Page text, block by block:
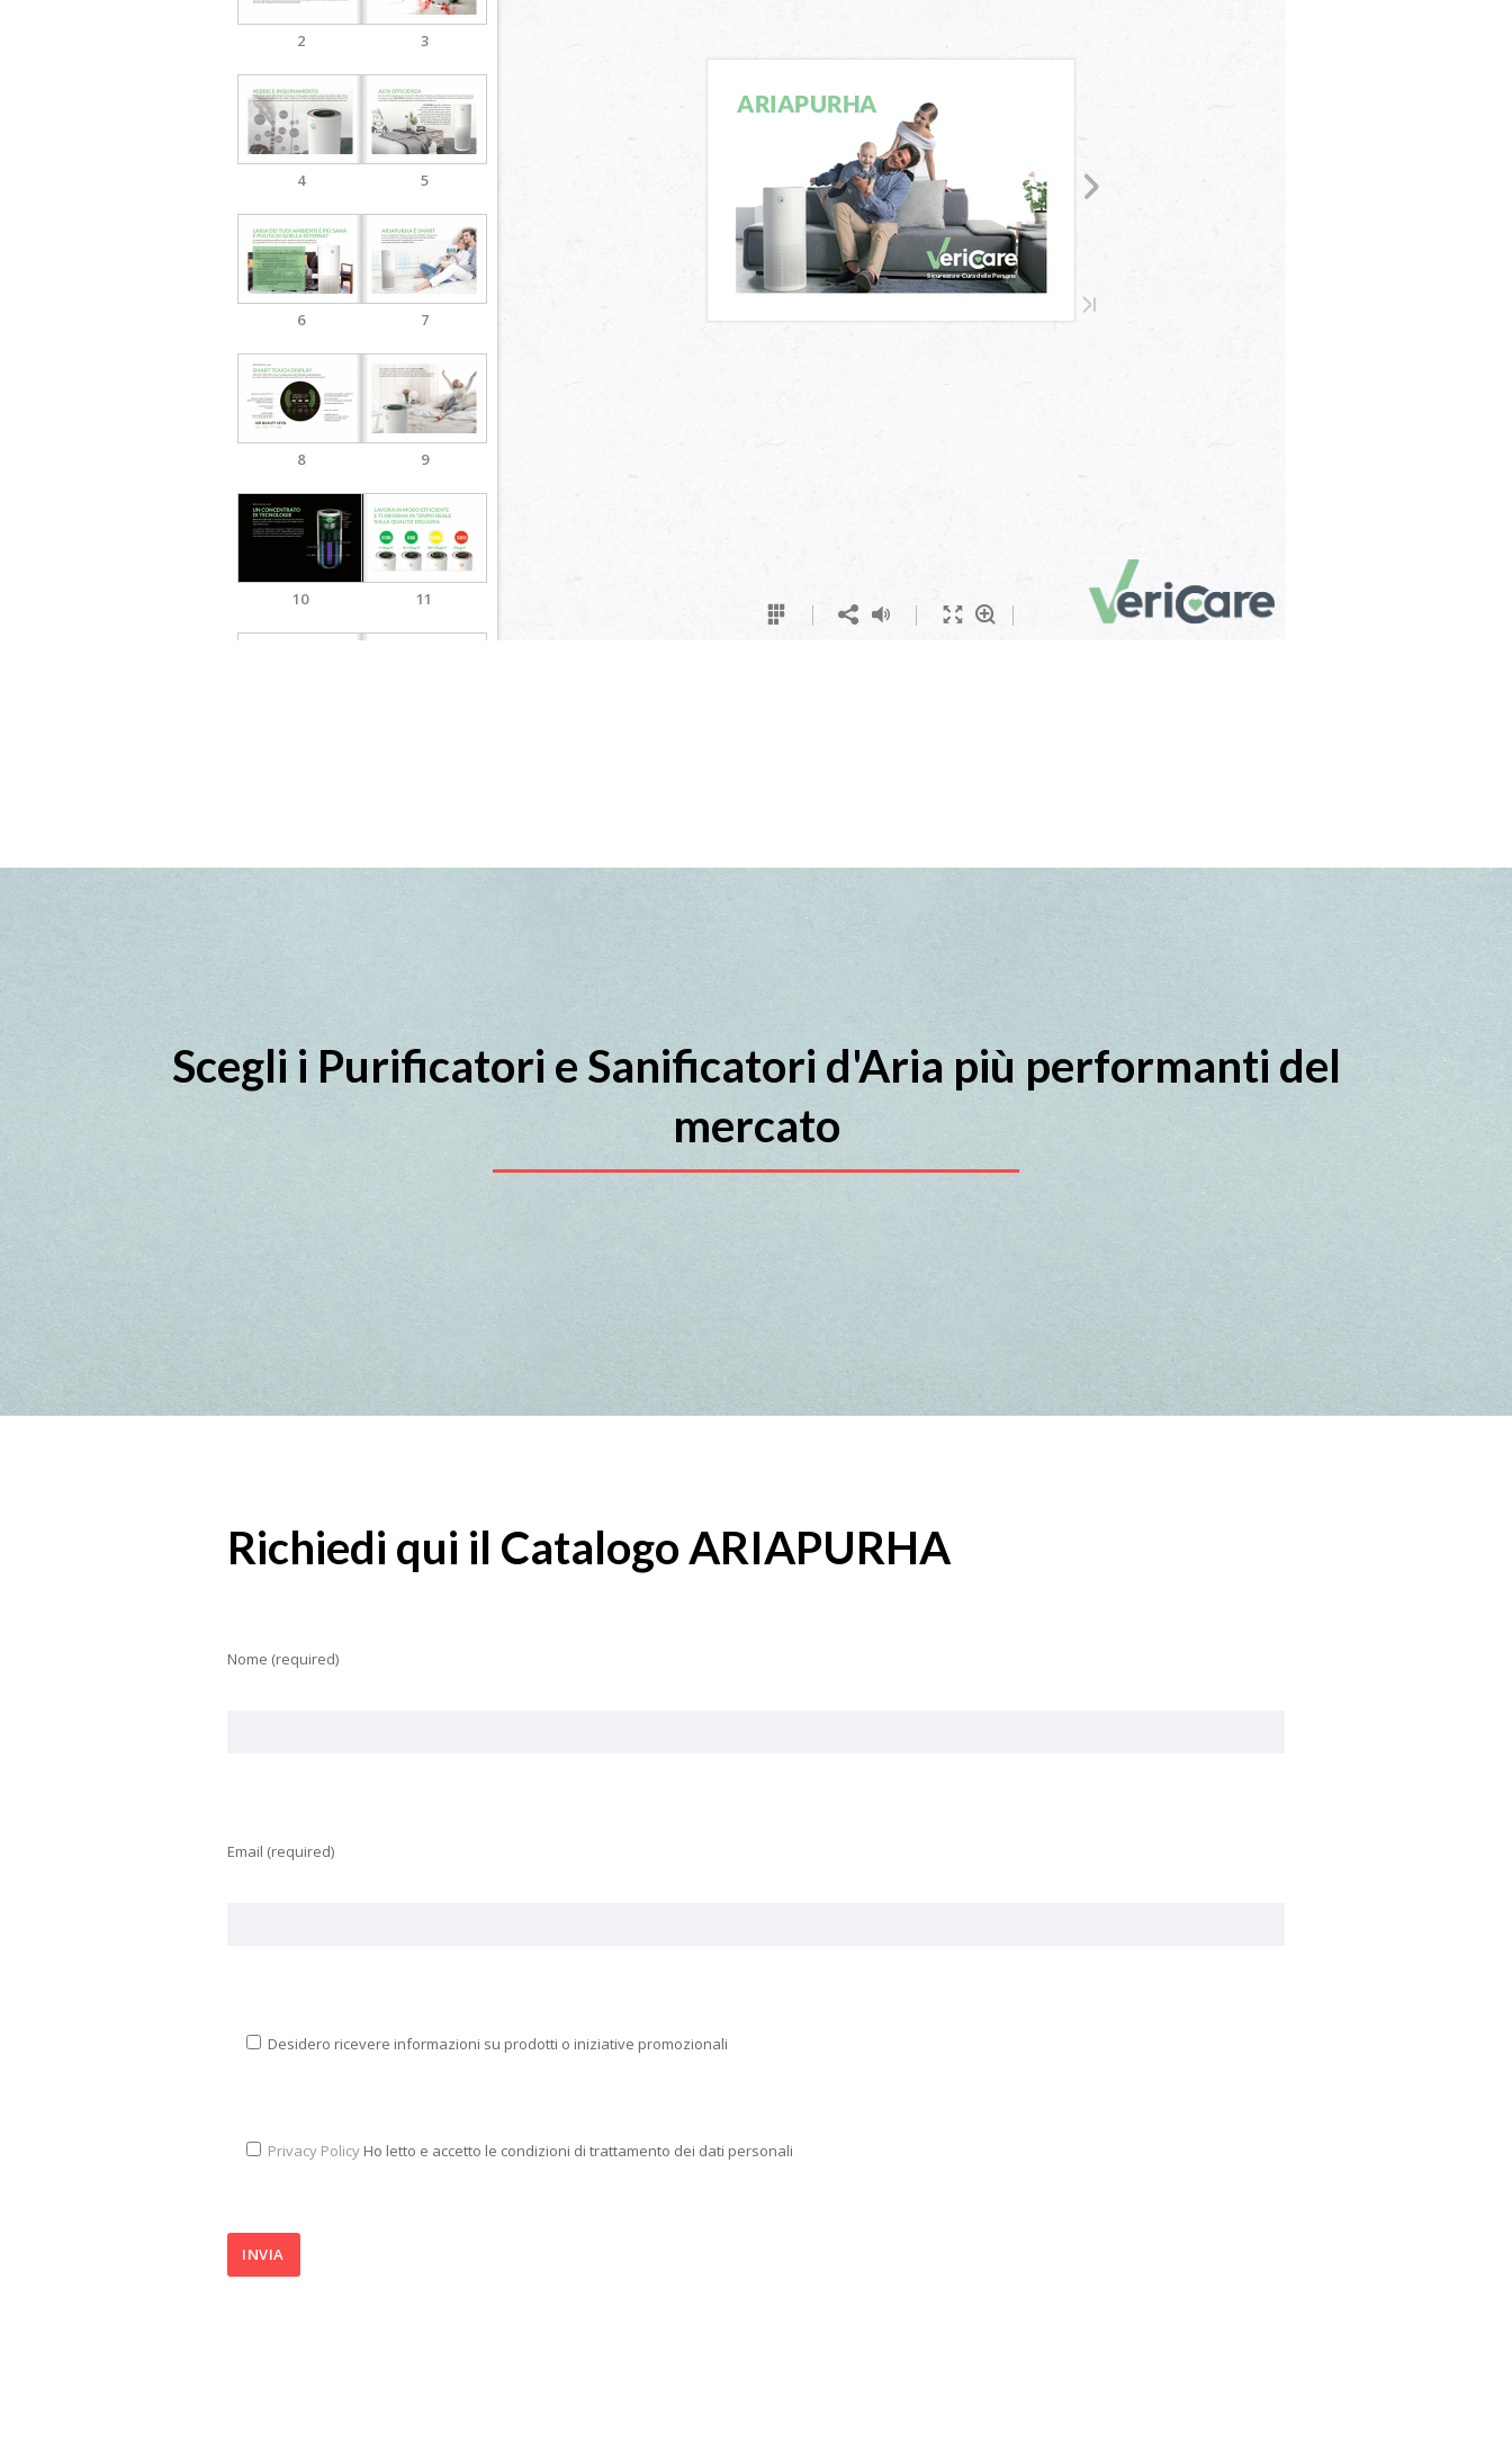
Scegli i Purificatori e Sanificatori d'Aria più performanti del
mercato
Richiedi qui il Catalogo ARIAPURHA
Nome (required)
Email (required)
Desidero ricevere informazioni su prodotti o iniziative promozionali
Privacy PolicyHo letto e accetto le condizioni di trattamento dei dati personali